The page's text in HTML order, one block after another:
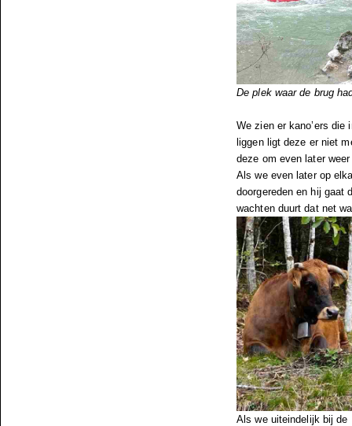
De plek waar de brug
We zien er kano’ers
liggen ligt deze er niet
deze om even later
Als we even later op
doorgereden en hij gaat
wachten duurt dat net
Als we uiteindelijk bij de